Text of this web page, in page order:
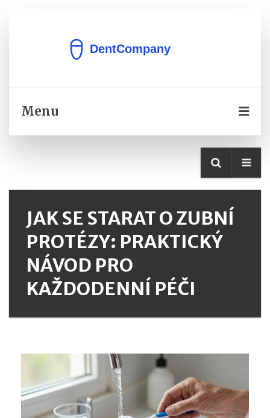
Menu
JAK SE STARAT O ZUBNÍ
PROTÉZY: PRAKTICKÝ
NÁVOD PRO
KAŽDODENNÍ PÉČI